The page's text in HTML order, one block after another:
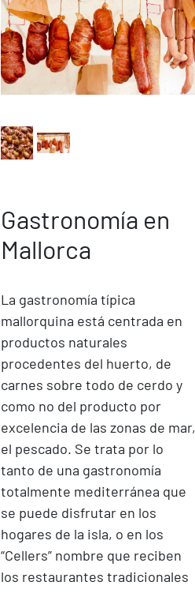
Gastronomía en
Mallorca
La gastronomía típica
mallorquina está centrada en
productos naturales
procedentes del huerto, de
carnes sobre todo de cerdo y
como no del producto por
excelencia de las zonas de mar,
el pescado. Se trata por lo
tanto de una gastronomía
totalmente mediterránea que
se puede disfrutar en los
hogares de la isla, o en los
“Cellers” nombre que reciben
los restaurantes tradicionales